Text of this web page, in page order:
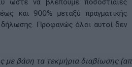
ώστε να βλέπουμε ποσοστιαίες
και 900% μεταξύ πραγματικής
Προφανώς όλοι αυτοί δεν
με βάση τα τεκμήρια διαβίωσης